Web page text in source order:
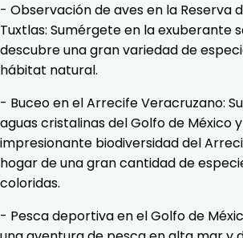
- Observación de aves en la Reserva
Tuxtlas: Sumérgete en la exuberante
descubre una gran variedad de
hábitat natural.
- Buceo en el Arrecife Veracruzano:
aguas cristalinas del Golfo de México
impresionante biodiversidad del
hogar de una gran cantidad de
coloridas.
- Pesca deportiva en el Golfo de